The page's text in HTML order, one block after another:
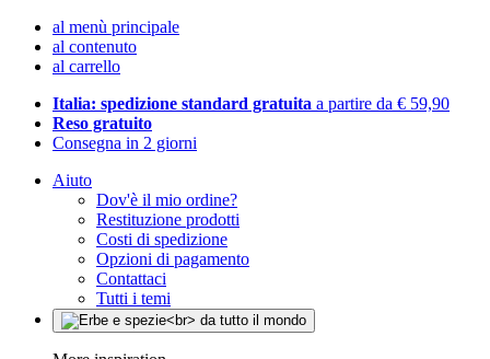
al menù principale
al contenuto
al carrello
Italia: spedizione standard gratuita a partire da € 59,90
Reso gratuito
Consegna in 2 giorni
Aiuto
Dov'è il mio ordine?
Restituzione prodotti
Costi di spedizione
Opzioni di pagamento
Contattaci
Tutti i temi